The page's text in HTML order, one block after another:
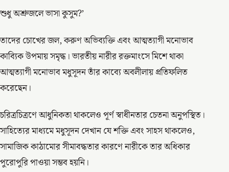
শুধু অশ্রুজলে ভাসা কুসুম?’
তাদের চোখের জল, করুণ অভিব্যক্তি এবং আত্মত্যাগী মনোভাব
কাব্যিক উপমায় সমৃদ্ধ। ভারতীয় নারীর রক্তমাংসে মিশে থাকা
আত্মত্যাগী মনোভাব মধুসূদন তাঁর কাব্যে অবলীলায় প্রতিফলিত
করেছেন।
চরিত্রচিত্রণে আধুনিকতা থাকলেও পূর্ণ স্বাধীনতার চেতনা অনুপস্থিত।
সাহিত্যের মাধ্যমে মধুসূদন দেখান যে শক্তি এবং সাহস থাকলেও,
সামাজিক কাঠামোর সীমাবদ্ধতার কারণে নারীকে তার অধিকার
পুরোপুরি পাওয়া সম্ভব হয়নি।